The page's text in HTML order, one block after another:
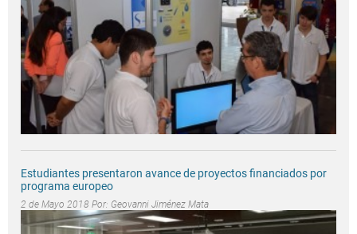
Estudiantes presentaron avance de proyectos financiados por
programa europeo
2 de Mayo 2018 Por: Geovanni Jiménez Mata